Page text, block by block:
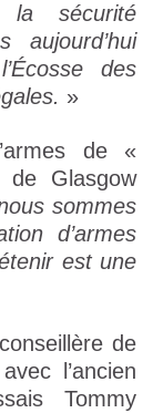
la sécurité
aujourd’hui
des
»
de «
Glasgow
sommes
d’armes
est une
de
l’ancien
Tommy